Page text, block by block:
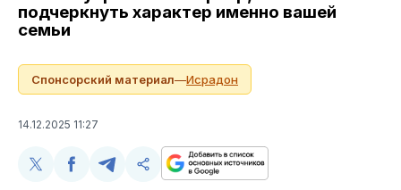
подчеркнуть характер именно вашей
семьи
Спонсорский материал—Исрадон
14.12.2025 11:27
Поделиться
Поделиться
Поделиться
Скопируйте